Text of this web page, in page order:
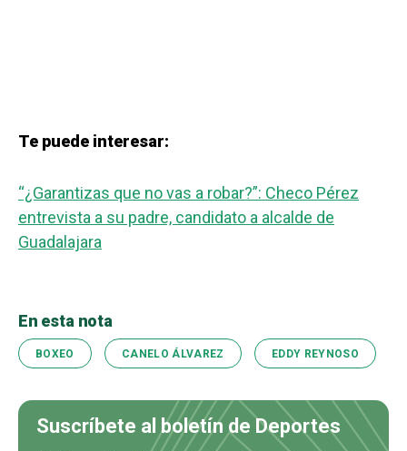
Te puede interesar:
“¿Garantizas que no vas a robar?”: Checo Pérez
entrevista a su padre, candidato a alcalde de
Guadalajara
En esta nota
BOXEO CANELO ÁLVAREZ EDDY REYNOSO
Suscríbete al boletín de Deportes